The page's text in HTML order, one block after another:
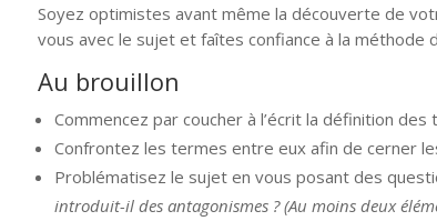
Soyez optimistes avant même la découverte de
vous avec le sujet et faîtes confiance à la méthode
Au brouillon
Commencez par coucher à l’écrit la définition
Confrontez les termes entre eux afin de cerner
Problématisez le sujet en vous posant des
introduit-il des antagonismes ? (Au moins deux